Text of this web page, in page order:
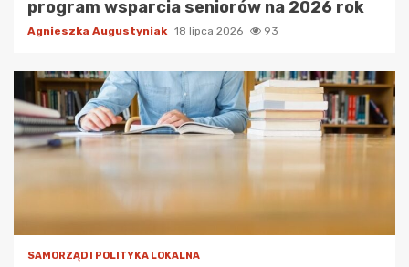
program wsparcia seniorów na 2026 rok
Agnieszka Augustyniak 18 lipca 2026 93
SAMORZĄD I POLITYKA LOKALNA